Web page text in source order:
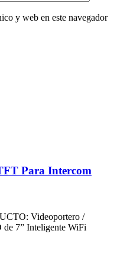
y web en este navegador
Para Intercom
Videoportero /
7” Inteligente WiFi